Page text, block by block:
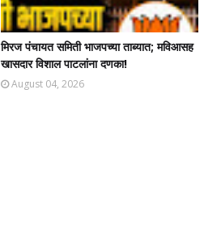
मिरज पंचायत समिती भाजपच्या ताब्यात; मविआसह
खासदार विशाल पाटलांना दणका!
August 04, 2026